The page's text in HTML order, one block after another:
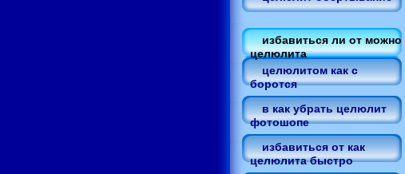
избавиться ли от можно
целюлита
целюлитом как с
боротся
в как убрать целюлит
фотошопе
избавиться от как
целюлита быстро